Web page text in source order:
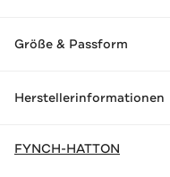
Größe & Passform
Herstellerinformationen
FYNCH-HATTON